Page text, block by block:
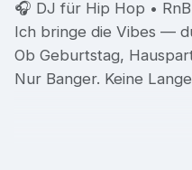
🎧 DJ für Hip Hop •
Ich bringe die Vibes —
Ob Geburtstag,
Nur Banger. Keine